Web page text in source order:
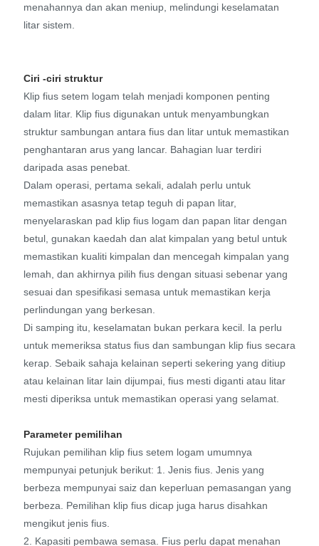
menahannya dan akan meniup, melindungi keselamatan
litar sistem.
Ciri -ciri struktur
Klip fius setem logam telah menjadi komponen penting
dalam litar. Klip fius digunakan untuk menyambungkan
struktur sambungan antara fius dan litar untuk memastikan
penghantaran arus yang lancar. Bahagian luar terdiri
daripada asas penebat.
Dalam operasi, pertama sekali, adalah perlu untuk
memastikan asasnya tetap teguh di papan litar,
menyelaraskan pad klip fius logam dan papan litar dengan
betul, gunakan kaedah dan alat kimpalan yang betul untuk
memastikan kualiti kimpalan dan mencegah kimpalan yang
lemah, dan akhirnya pilih fius dengan situasi sebenar yang
sesuai dan spesifikasi semasa untuk memastikan kerja
perlindungan yang berkesan.
Di samping itu, keselamatan bukan perkara kecil. Ia perlu
untuk memeriksa status fius dan sambungan klip fius secara
kerap. Sebaik sahaja kelainan seperti sekering yang ditiup
atau kelainan litar lain dijumpai, fius mesti diganti atau litar
mesti diperiksa untuk memastikan operasi yang selamat.
Parameter pemilihan
Rujukan pemilihan klip fius setem logam umumnya
mempunyai petunjuk berikut: 1. Jenis fius. Jenis yang
berbeza mempunyai saiz dan keperluan pemasangan yang
berbeza. Pemilihan klip fius dicap juga harus disahkan
mengikut jenis fius.
2. Kapasiti pembawa semasa. Fius perlu dapat menahan